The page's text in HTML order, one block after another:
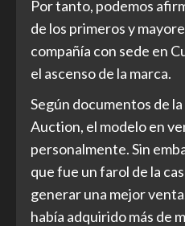
Por tanto, podemos
de los primeros y
compañía con sede en
el ascenso de la marca.
Según documentos de
Auction, el modelo en
personalmente. Sin
que fue un farol de la
generar una mejor
había adquirido más de